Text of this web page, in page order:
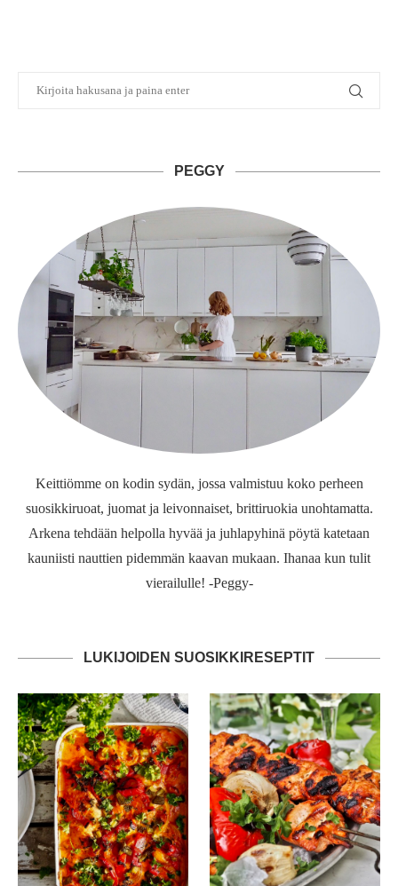
PEGGY
Keittiömme on kodin sydän, jossa valmistuu koko perheen
suosikkiruoat, juomat ja leivonnaiset, brittiruokia unohtamatta.
Arkena tehdään helpolla hyvää ja juhlapyhinä pöytä katetaan
kauniisti nauttien pidemmän kaavan mukaan. Ihanaa kun tulit
vierailulle! -Peggy-
LUKIJOIDEN SUOSIKKIRESEPTIT